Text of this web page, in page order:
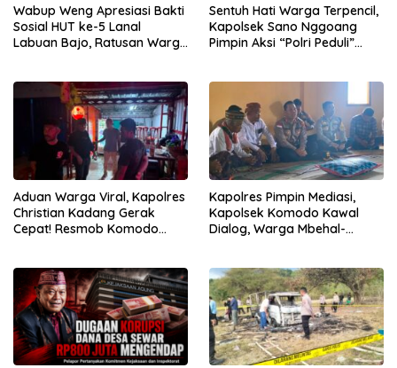
Wabup Weng Apresiasi Bakti
Sosial HUT ke-5 Lanal
Labuan Bajo, Ratusan Warga
Sentuh Hati Warga Terpencil,
Kapolsek Sano Nggoang
Pimpin Aksi “Polri Peduli”
Aduan Warga Viral, Kapolres
Christian Kadang Gerak
Cepat! Resmob Komodo
Kapolres Pimpin Mediasi,
Kapolsek Komodo Kawal
Dialog, Warga Mbehal-